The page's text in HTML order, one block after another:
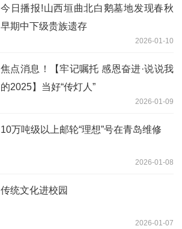
今日播报!山西垣曲北白鹅墓地发现春秋
早期中下级贵族遗存
2026-01-10
焦点消息！【牢记嘱托 感恩奋进·说说我
的2025】当好“传灯人”
2026-01-09
10万吨级以上邮轮“理想”号在青岛维修
2026-01-08
传统文化进校园
2026-01-07